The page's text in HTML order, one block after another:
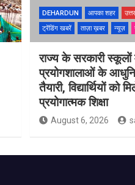
DEHARDUN आपका शहर
ट्रेंडिंग खबरें
ताज़ा ख़बर न्यूज़
राज्य के सरकारी स्कूलों
प्रयोगशालाओं के
तैयारी, विद्यार्थियों को
प्रयोगात्मक शिक्षा
August 6, 2026